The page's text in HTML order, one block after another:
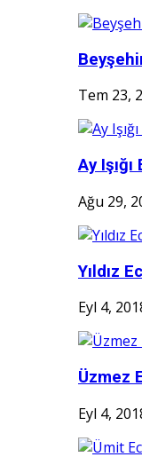
Tem 23,
Ay
Ağu 29,
Yıldız
Eyl 4,
Üzmez
Eyl 4,